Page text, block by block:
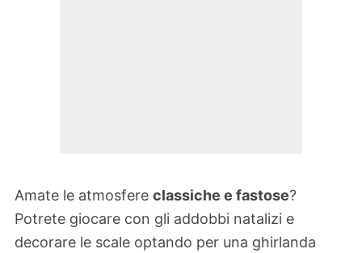
Amate le atmosfere classiche e fastose?
Potrete giocare con gli addobbi natalizi e
decorare le scale optando per una ghirlanda